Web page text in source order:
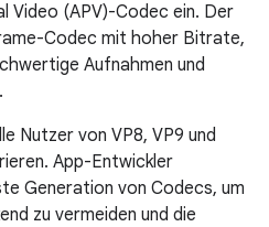
Video (APV)-Codec ein. Der
Codec mit hoher Bitrate,
Aufnahmen und
Nutzer von VP8, VP9 und
App-Entwickler
Generation von Codecs, um
zu vermeiden und die